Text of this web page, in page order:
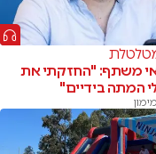
משתף: "החזקתי את
המתה בידיים"